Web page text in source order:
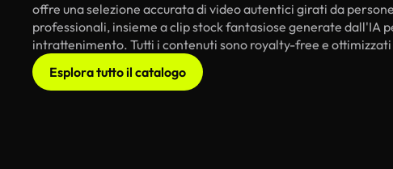
offre una selezione accurata di video autentici girati da
professionali, insieme a clip stock fantasiose generate dall'IA
intrattenimento. Tutti i contenuti sono royalty-free e
Esplora tutto il catalogo